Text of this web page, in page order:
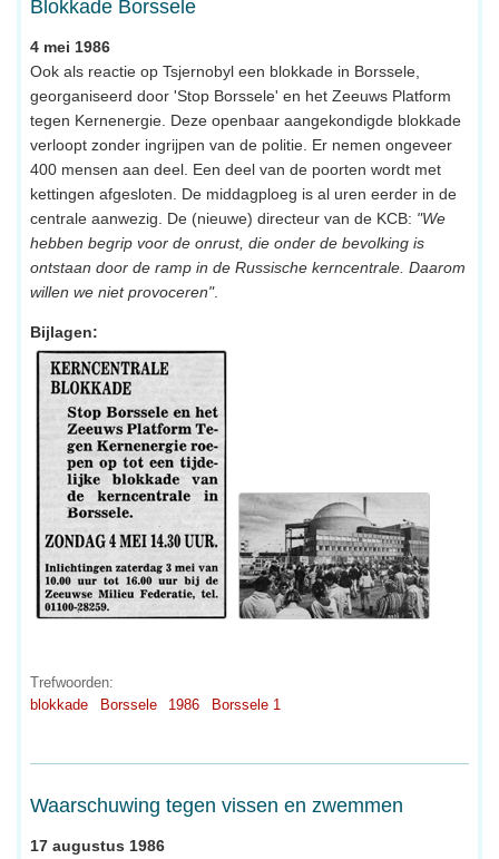
Blokkade Borssele
4 mei 1986
Ook als reactie op Tsjernobyl een blokkade in Borssele,
georganiseerd door 'Stop Borssele' en het Zeeuws Platform
tegen Kernenergie. Deze openbaar aangekondigde blokkade
verloopt zonder ingrijpen van de politie. Er nemen ongeveer
400 mensen aan deel. Een deel van de poorten wordt met
kettingen afgesloten. De middagploeg is al uren eerder in de
centrale aanwezig. De (nieuwe) directeur van de KCB: "We
hebben begrip voor de onrust, die onder de bevolking is
ontstaan door de ramp in de Russische kerncentrale. Daarom
willen we niet provoceren".
Bijlagen:
Trefwoorden:
blokkade
Borssele 1986 Borssele 1
Waarschuwing tegen vissen en zwemmen
17 augustus 1986